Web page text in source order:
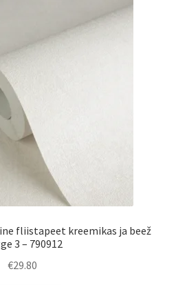
fliistapeet kreemikas ja beež
3 – 790912
€29.80